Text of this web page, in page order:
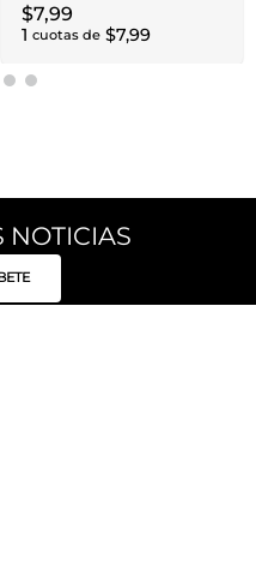
$7,99
1 cuotas de $7,99
NOTICIAS